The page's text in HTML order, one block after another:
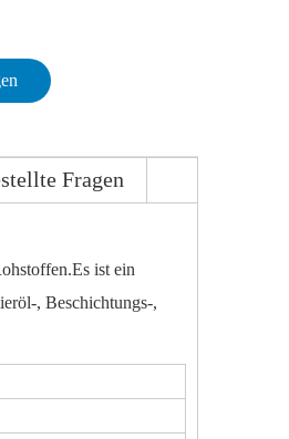
Fragen
ist ein
, Beschichtungs-,